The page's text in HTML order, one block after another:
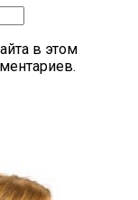
в этом